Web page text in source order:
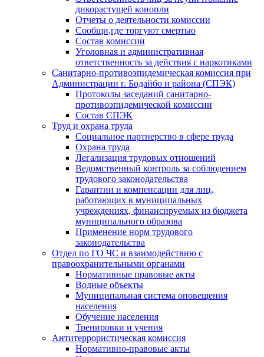
дикорастущей конопли
Отчеты о деятельности комиссии
Сообщи,где торгуют смертью
Состав комиссии
Уголовная и административная
ответственность за действия с наркотиками
Санитарно-противоэпидемическая комиссия при
Администрации г. Бодайбо и района (СПЭК)
Протоколы заседаний санитарно-
противоэпидемической комиссии
Состав СПЭК
Труд и охрана труда
Социальное партнерство в сфере труда
Охрана труда
Легализация трудовых отношений
Ведомственный контроль за соблюдением
трудового законодательства
Гарантии и компенсации для лиц,
работающих в муниципальных
учреждениях, финансируемых из бюджета
муниципального образова
Применение норм трудового
законодательства
Отдел по ГО ЧС и взаимодействию с
правоохранительными органами
Нормативные правовые акты
Водные объекты
Муниципальная система оповещения
населения
Обучение населения
Тренировки и учения
Антитеррористическая комиссия
Нормативно-правовые акты